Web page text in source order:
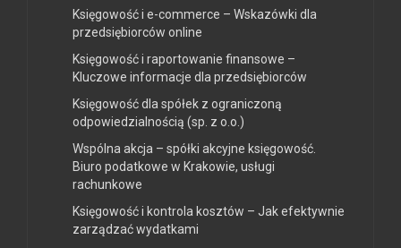
Księgowość i e-commerce – Wskazówki dla
przedsiębiorców online
Księgowość i raportowanie finansowe –
Kluczowe informacje dla przedsiębiorców
Księgowość dla spółek z ograniczoną
odpowiedzialnością (sp. z o.o.)
Wspólna akcja – spółki akcyjne księgowość.
Biuro podatkowe w Krakowie, usługi
rachunkowe
Księgowość i kontrola kosztów – Jak efektywnie
zarządzać wydatkami